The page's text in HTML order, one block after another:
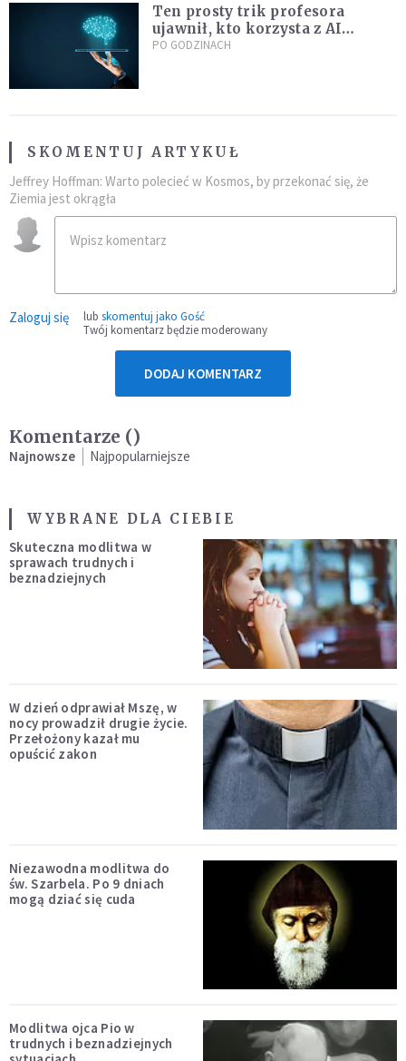
Ten prosty trik profesora
ujawnił, kto korzysta z AI
podczas egzaminu. Viralowy
PO GODZINACH
SKOMENTUJ ARTYKUŁ
Jeffrey Hoffman: Warto polecieć w Kosmos, by przekonać się, że
Ziemia jest okrągła
Zaloguj się lub skomentuj jako Gość
Twój komentarz będzie moderowany
DODAJ KOMENTARZ
Komentarze ()
Najnowsze Najpopularniejsze
WYBRANE DLA CIEBIE
Skuteczna modlitwa w
sprawach trudnych i
beznadziejnych
W dzień odprawiał Mszę, w
nocy prowadził drugie życie.
Przełożony kazał mu
opuścić zakon
Niezawodna modlitwa do
św. Szarbela. Po 9 dniach
mogą dziać się cuda
Modlitwa ojca Pio w
trudnych i beznadziejnych